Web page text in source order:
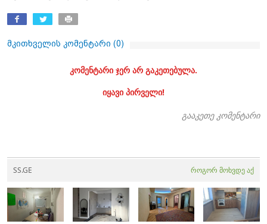
მკითხველის კომენტარი (0)
კომენტარი ჯერ არ გაკეთებულა.
იყავი პირველი!
გააკეთე კომენტარი
SS.GE როგორ მოხვდე აქ